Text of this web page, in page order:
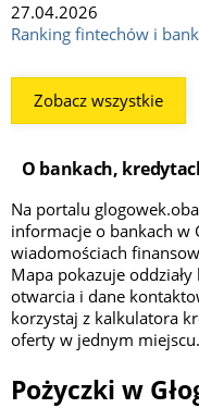
27.04.2026
Ranking fintechów i
Zobacz wszystkie
O bankach,
Na portalu
informacje o bankach w
wiadomościach
Mapa pokazuje
otwarcia i dane
korzystaj z kalkulatora
oferty w jednym miejscu.
Pożyczki w